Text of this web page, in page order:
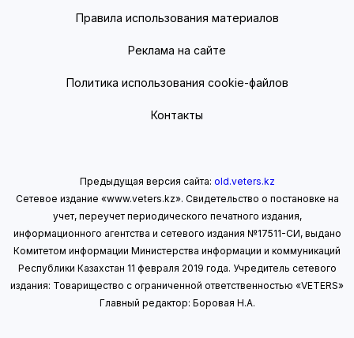
Правила использования материалов
Реклама на сайте
Политика использования cookie-файлов
Контакты
Предыдущая версия сайта: old.veters.kz
Сетевое издание «www.veters.kz». Свидетельство о постановке на
учет, переучет периодического печатного издания,
информационного агентства и сетевого издания №17511-СИ, выдано
Комитетом информации Министерства информации и коммуникаций
Республики Казахстан 11 февраля 2019 года. Учредитель сетевого
издания: Товарищество с ограниченной ответственностью «VETERS»
Главный редактор: Боровая Н.А.